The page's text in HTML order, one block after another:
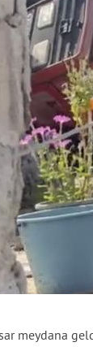
meydana